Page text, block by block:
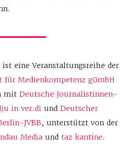
eine Veranstaltungsreihe der
Medienkompetenz gGmbH
mit Deutsche Journalistinnen-
in ver.di und Deutscher
JVBB, unterstützt von der
Media und taz kantine.